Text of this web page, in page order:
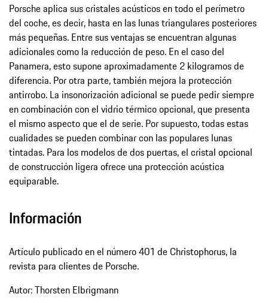
Porsche aplica sus cristales acústicos en todo el perímetro
del coche, es decir, hasta en las lunas triangulares posteriores
más pequeñas. Entre sus ventajas se encuentran algunas
adicionales como la reducción de peso. En el caso del
Panamera, esto supone aproximadamente 2 kilogramos de
diferencia. Por otra parte, también mejora la protección
antirrobo. La insonorización adicional se puede pedir siempre
en combinación con el vidrio térmico opcional, que presenta
el mismo aspecto que el de serie. Por supuesto, todas estas
cualidades se pueden combinar con las populares lunas
tintadas. Para los modelos de dos puertas, el cristal opcional
de construcción ligera ofrece una protección acústica
equiparable.
Información
Artículo publicado en el número 401 de Christophorus, la
revista para clientes de Porsche.
Autor: Thorsten Elbrigmann